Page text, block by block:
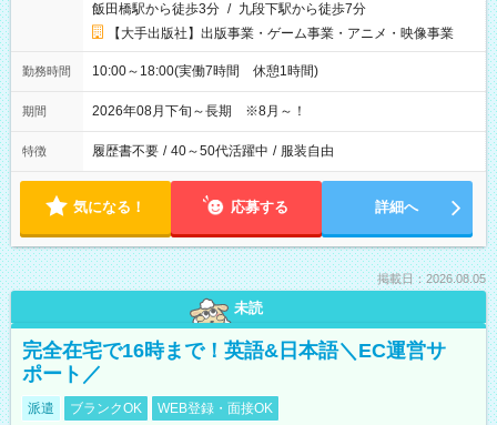
飯田橋駅から徒歩3分 / 九段下駅から徒歩7分
【大手出版社】出版事業・ゲーム事業・アニメ・映像事業
勤務時間 10:00～18:00(実働7時間 休憩1時間)
期間 2026年08月下旬～長期 ※8月～！
特徴 履歴書不要 / 40～50代活躍中 / 服装自由
気になる！ 応募する 詳細へ
掲載日：2026.08.05
未読
完全在宅で16時まで！英語&日本語＼EC運営サ
ポート／
派遣 ブランクOK WEB登録・面接OK